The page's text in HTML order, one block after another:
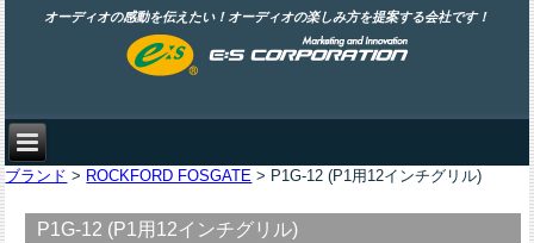
オーディオの感動を伝えたい！オーディオの楽しみ方を提案する会社です！
ブランド > ROCKFORD FOSGATE > P1G-12 (P1用12インチグリル)
P1G-12 (P1用12インチグリル)